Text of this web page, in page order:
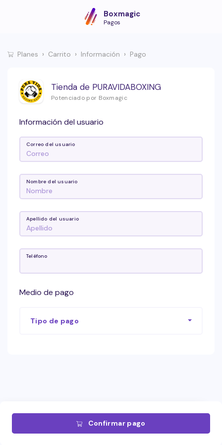
Boxmagic
Pagos
Planes Carrito Información Pago
Tienda de PURAVIDABOXING
Potenciado por Boxmagic
Información del usuario
Correo del usuario
Nombre del usuario
Apellido del usuario
Teléfono
Medio de pago
Tipo de pago
Confirmar pago